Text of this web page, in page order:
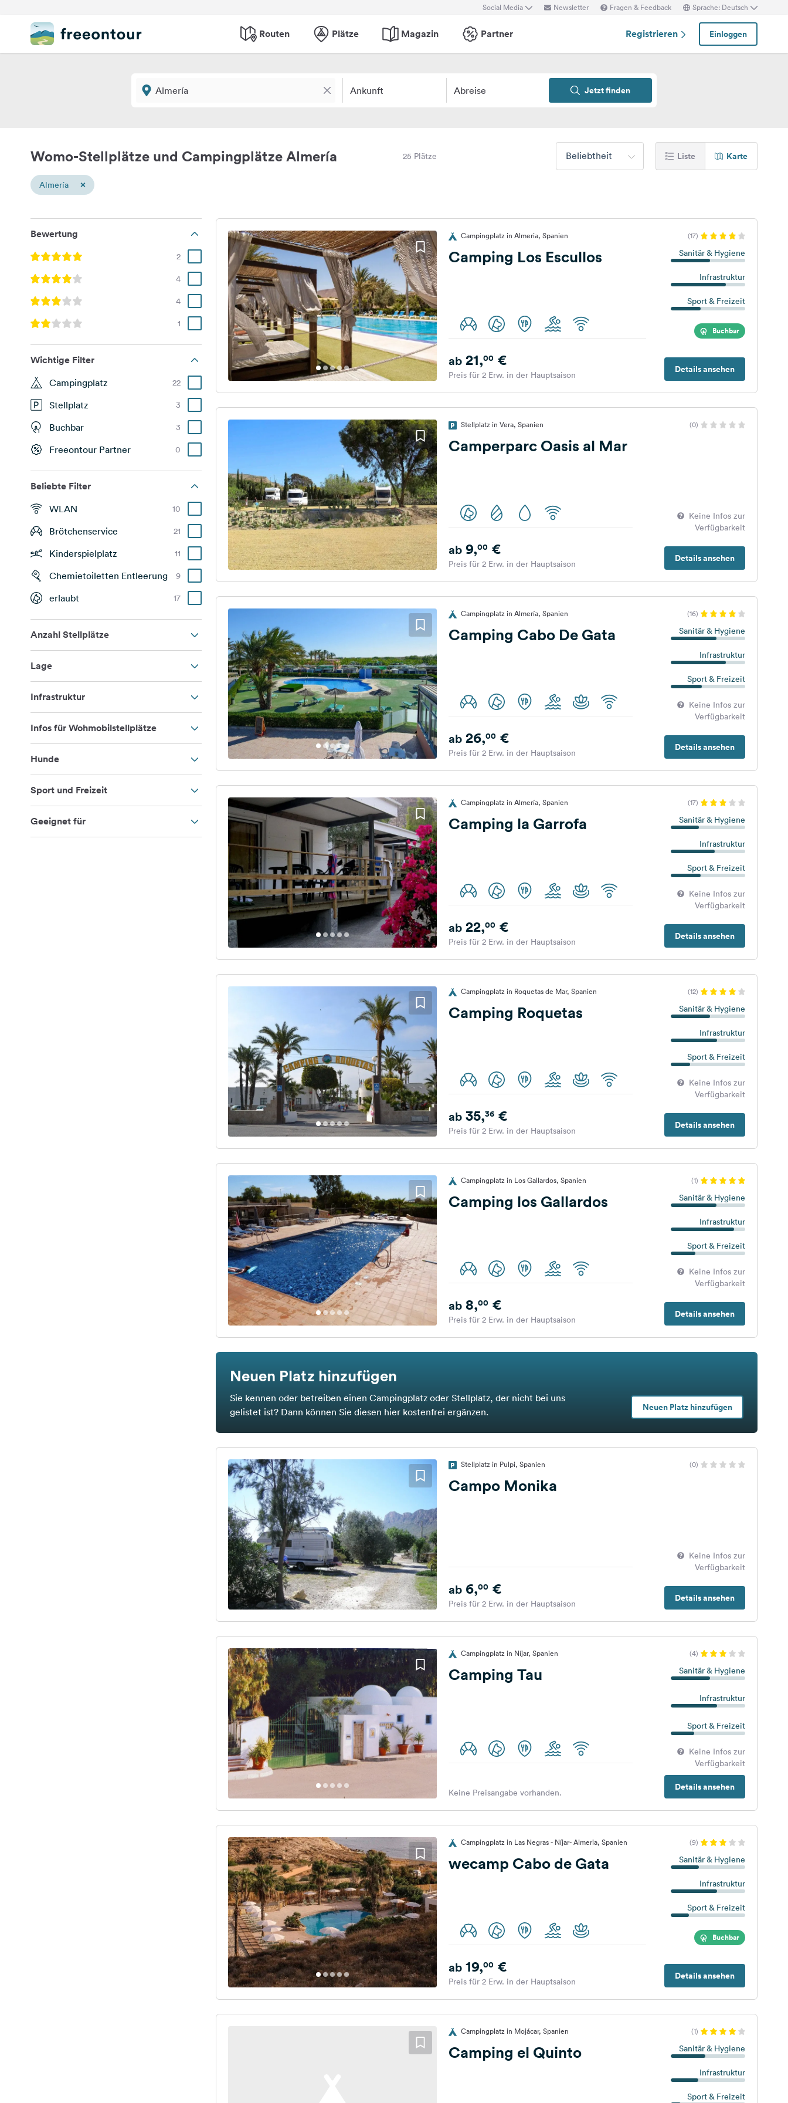
Social Media Newsletter Fragen & Feedback Sprache: Deutsch
Routen Plätze Magazin Partner Registrieren Einloggen
Ankunft Abreise Jetzt finden
Womo-Stellplätze und Campingplätze Almería 25 Plätze Beliebtheit Liste Karte
Almería ×
Bewertung
2
4
4
1
Wichtige Filter
Campingplatz 22
Stellplatz 3
Buchbar 3
Freeontour Partner 0
Beliebte Filter
WLAN 10
Brötchenservice 21
Kinderspielplatz 11
Chemietoiletten Entleerung 9
erlaubt 17
Anzahl Stellplätze
Lage
Infrastruktur
Infos für Wohmobilstellplätze
Hunde
Sport und Freizeit
Geeignet für
Campingplatz in Almeria, Spanien (17)
Camping Los Escullos Sanitär & Hygiene
Infrastruktur
Sport & Freizeit
Buchbar
Details ansehen
ab21,00€
Preis für 2 Erw. in der Hauptsaison
Stellplatz in Vera, Spanien (0)
Camperparc Oasis al Mar
Keine Infos zur
Verfügbarkeit
Details ansehen
ab9,00€
Preis für 2 Erw. in der Hauptsaison
Campingplatz in Almería, Spanien (16)
Camping Cabo De Gata Sanitär & Hygiene
Infrastruktur
Sport & Freizeit
Keine Infos zur
Verfügbarkeit
Details ansehen
ab26,00€
Preis für 2 Erw. in der Hauptsaison
Campingplatz in Almería, Spanien (17)
Camping la Garrofa Sanitär & Hygiene
Infrastruktur
Sport & Freizeit
Keine Infos zur
Verfügbarkeit
Details ansehen
ab22,00€
Preis für 2 Erw. in der Hauptsaison
Campingplatz in Roquetas de Mar, Spanien (12)
Camping Roquetas Sanitär & Hygiene
Infrastruktur
Sport & Freizeit
Keine Infos zur
Verfügbarkeit
Details ansehen
ab35,36€
Preis für 2 Erw. in der Hauptsaison
Campingplatz in Los Gallardos, Spanien (1)
Camping los Gallardos Sanitär & Hygiene
Infrastruktur
Sport & Freizeit
Keine Infos zur
Verfügbarkeit
Details ansehen
ab8,00€
Preis für 2 Erw. in der Hauptsaison
Neuen Platz hinzufügen
Sie kennen oder betreiben einen Campingplatz oder Stellplatz, der nicht bei uns
gelistet ist? Dann können Sie diesen hier kostenfrei ergänzen.
Neuen Platz hinzufügen
Stellplatz in Pulpi, Spanien (0)
Campo Monika
Keine Infos zur
Verfügbarkeit
Details ansehen
ab6,00€
Preis für 2 Erw. in der Hauptsaison
Campingplatz in Níjar, Spanien (4)
Camping Tau Sanitär & Hygiene
Infrastruktur
Sport & Freizeit
Keine Infos zur
Verfügbarkeit
Details ansehen
Keine Preisangabe vorhanden.
Campingplatz in Las Negras - Níjar- Almeria, Spanien (9)
wecamp Cabo de Gata Sanitär & Hygiene
Infrastruktur
Sport & Freizeit
Buchbar
Details ansehen
ab19,00€
Preis für 2 Erw. in der Hauptsaison
Campingplatz in Mojácar, Spanien (1)
Camping el Quinto Sanitär & Hygiene
Infrastruktur
Sport & Freizeit